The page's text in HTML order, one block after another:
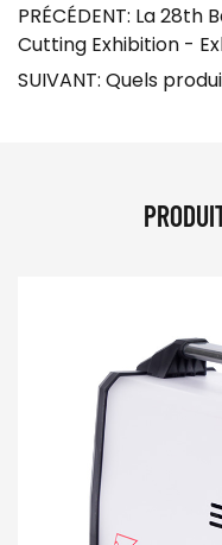
PRÉCÉDENT: La 28th
Cutting Exhibition -
SUIVANT: Quels